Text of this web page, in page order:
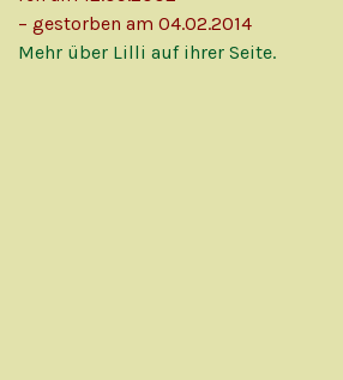
– gestorben am 04.02.2014
Mehr über Lilli auf ihrer Seite.